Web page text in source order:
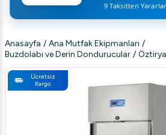
9 Taksitten
Anasayfa / Ana Mutfak Ekipmanları /
Buzdolabı ve Derin Dondurucular /
Ücretsiz
Kargo